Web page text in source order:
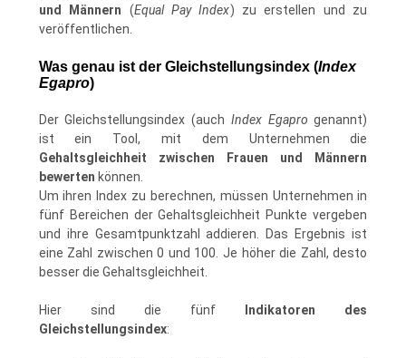
und Männern (Equal Pay Index) zu erstellen und zu
veröffentlichen.
Was genau ist der Gleichstellungsindex (Index
Egapro)
Der Gleichstellungsindex (auch Index Egapro genannt)
ist ein Tool, mit dem Unternehmen die
Gehaltsgleichheit zwischen Frauen und Männern
bewerten können.
Um ihren Index zu berechnen, müssen Unternehmen in
fünf Bereichen der Gehaltsgleichheit Punkte vergeben
und ihre Gesamtpunktzahl addieren. Das Ergebnis ist
eine Zahl zwischen 0 und 100. Je höher die Zahl, desto
besser die Gehaltsgleichheit.
Hier sind die fünf
Indikatoren des
Gleichstellungsindex: